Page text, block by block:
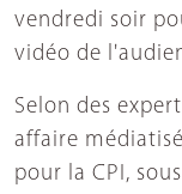
vendredi soir
vidéo de
Selon des
affaire
pour la CPI,